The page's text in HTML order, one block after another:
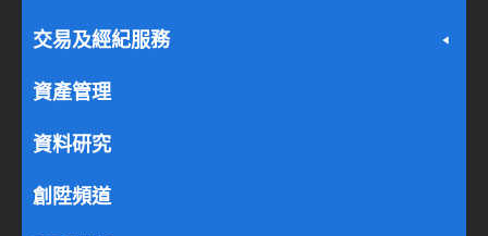
交易及經紀服務
資產管理
資料研究
創陞頻道